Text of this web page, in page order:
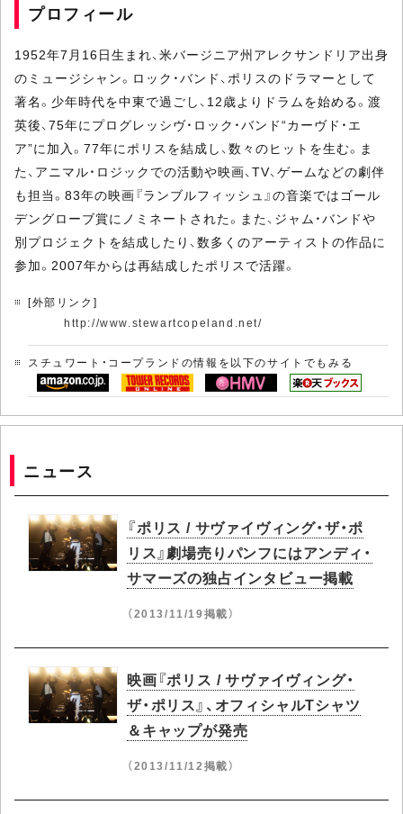
プロフィール
1952年7月16日生まれ、米バージニア州アレクサンドリア出身
のミュージシャン。ロック・バンド、ポリスのドラマーとして
著名。少年時代を中東で過ごし、12歳よりドラムを始める。渡
英後、75年にプログレッシヴ・ロック・バンド“カーヴド・エ
ア”に加入。77年にポリスを結成し、数々のヒットを生む。ま
た、アニマル・ロジックでの活動や映画、TV、ゲームなどの劇伴
も担当。83年の映画『ランブルフィッシュ』の音楽ではゴール
デングローブ賞にノミネートされた。また、ジャム・バンドや
別プロジェクトを結成したり、数多くのアーティストの作品に
参加。2007年からは再結成したポリスで活躍。
[外部リンク]
http://www.stewartcopeland.net/
スチュワート・コープランドの情報を以下のサイトでもみる
ニュース
『ポリス / サヴァイヴィング・ザ・ポ
リス』劇場売りパンフにはアンディ・
サマーズの独占インタビュー掲載
（2013/11/19掲載）
映画『ポリス / サヴァイヴィング・
ザ・ポリス』、オフィシャルTシャツ
＆キャップが発売
（2013/11/12掲載）